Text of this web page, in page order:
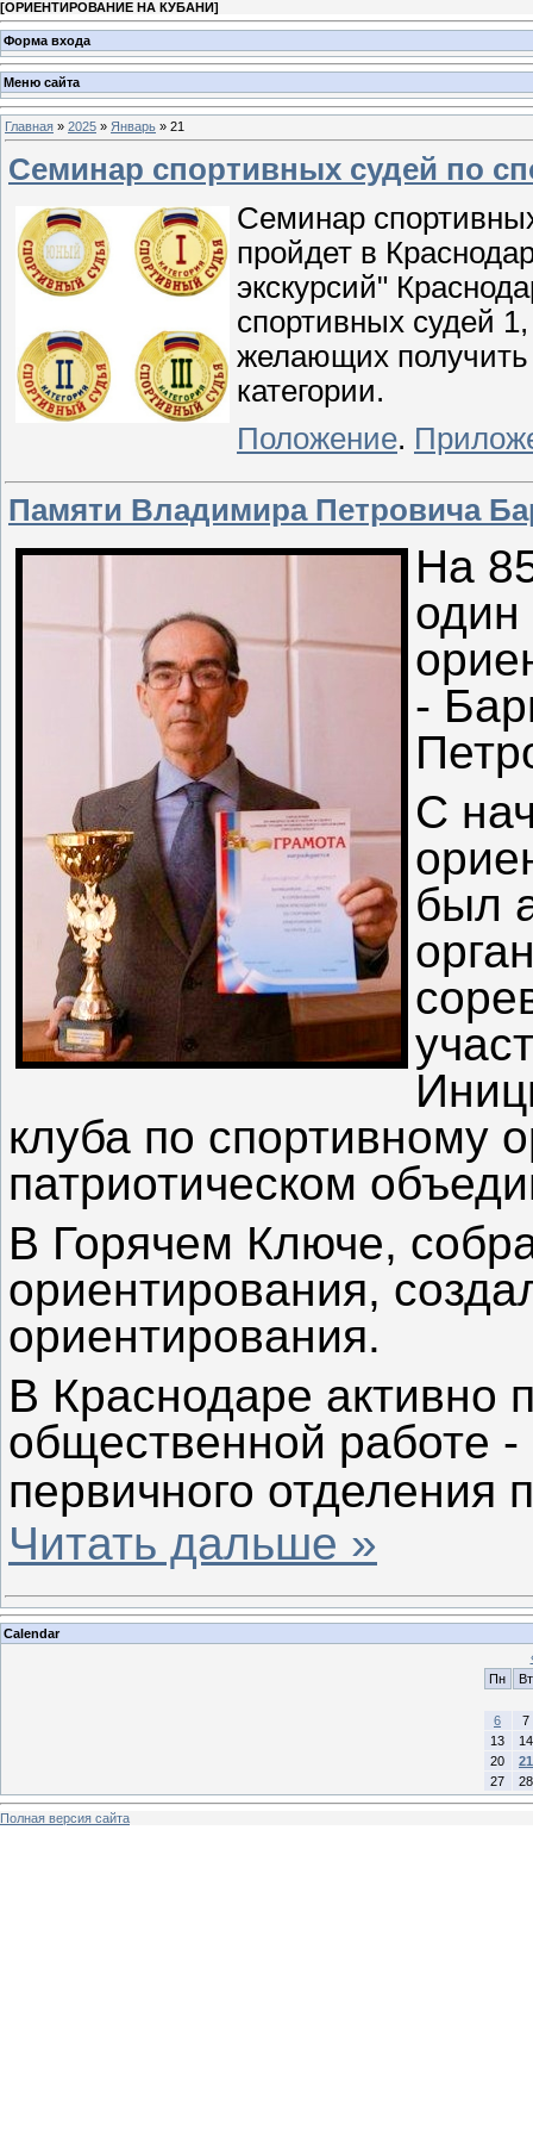
[ОРИЕНТИРОВАНИЕ НА КУБАНИ]
Форма входа
Меню сайта
Главная » 2025 » Январь » 21
Семинар спортивных судей по
Семинар
пройдет в
экскурсий"
спортивных судей
желающих
категории.
Положение.
Памяти Владимира Петровича
На
один
-
С
был
клуба по спортивному
патриотическом
В Горячем Ключе,
ориентирования,
ориентирования.
В Краснодаре активно
общественной работе -
первичного
Читать дальше »
Calendar
Пн
Вт
6
7
13
14
20
21
27
28
Полная версия сайта